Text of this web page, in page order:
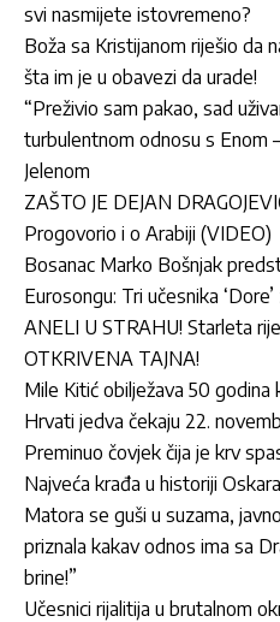
svi nasmijete istovremeno?
Boža sa Kristijanom riješio da
šta im je u obavezi da urade!
“Preživio sam pakao, sad
turbulentnom odnosu s Enom
Jelenom
ZAŠTO JE DEJAN
Progovorio i o Arabiji (VIDEO)
Bosanac Marko Bošnjak
Eurosongu: Tri učesnika
ANELI U STRAHU! Starleta
OTKRIVENA TAJNA!
Mile Kitić obilježava 50 godina
Hrvati jedva čekaju 22.
Preminuo čovjek čija je krv
Najveća krađa u historiji
Matora se guši u suzama,
priznala kakav odnos ima sa
brine!”
Učesnici rijalitija u brutalnom